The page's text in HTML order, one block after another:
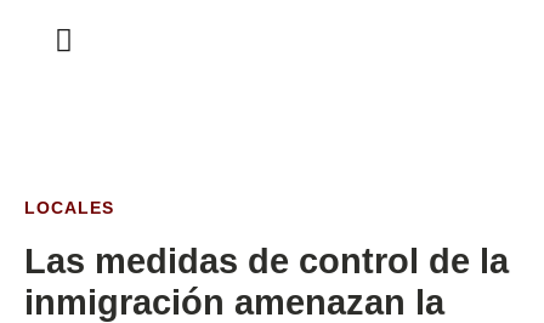
LOCALES
Las medidas de control de la
inmigración amenazan la